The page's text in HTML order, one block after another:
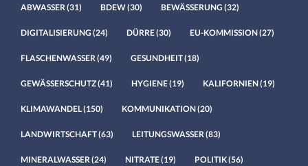
ABWASSER (31) BDEW(30) BEWÄSSERUNG (32)
DIGITALISIERUNG (24) DÜRRE(30) EU-KOMMISSION(27)
FLASCHENWASSER (49) GESUNDHEIT(18)
GEWÄSSERSCHUTZ(41) HYGIENE(19) KALIFORNIEN(19)
KLIMAWANDEL(150) KOMMUNIKATION(20)
LANDWIRTSCHAFT(63) LEITUNGSWASSER (83)
MINERALWASSER (24) NITRATE(19) POLITIK(56)